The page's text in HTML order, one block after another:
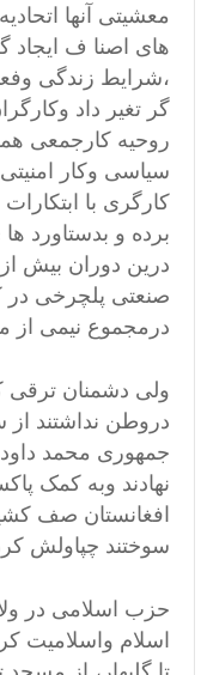
معشیتی آنها
های اصنا ف ایجاد
،شرایط زندگی
گر تغیر داد
روحیه کارجمعی
سیاسی وکار
کارگری با
برده و بدستاورد
درین دوران بیش از
صنعتی پلچرخی در
درمجموع نیمی از
ولی دشمنان ترقی
دروطن نداشتند از
جمهوری محمد
نهادند وبه کمک
افغانستان صف
سوختند چپاولش
حزب اسلامی در
اسلام واسلامیت